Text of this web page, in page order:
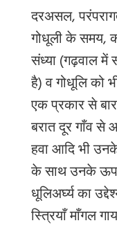
दरअसल,
गोधूली के समय,
संध्या (गढ़वाल में
है) व गोधूलि को
एक प्रकार से
बरात दूर गाँव से
हवा आदि भी
के साथ उनके
धूलिअर्घ्य का
स्त्रियाँ माँगल